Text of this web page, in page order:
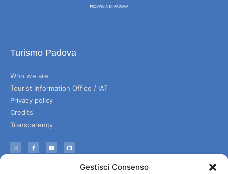
Gestisci Consenso
Turismo Padova
Who we are
Tourist Information Office / IAT
Privacy policy
Credits
Transparency